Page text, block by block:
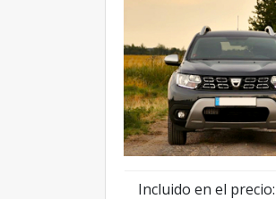
Incluido en el precio: